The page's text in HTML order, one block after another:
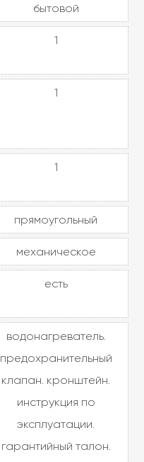
бытовой
1
1
1
прямоугольный
механическое
есть
водонагреватель.
предохранительный
клапан. кронштейн.
инструкция по
эксплуатации.
гарантийный талон.